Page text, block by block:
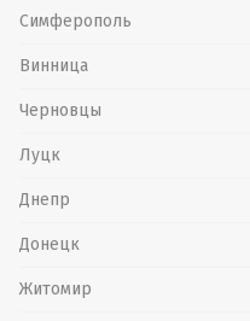
Симферополь
Винница
Черновцы
Луцк
Днепр
Донецк
Житомир